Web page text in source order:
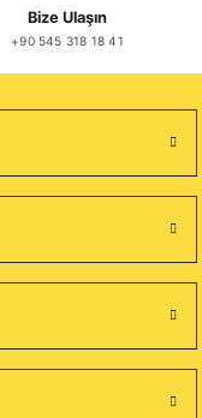
Bize Ulaşın
+90 545 318 18 41